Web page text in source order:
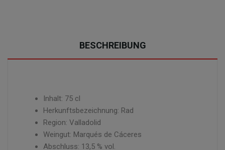
BESCHREIBUNG
Inhalt: 75 cl
Herkunftsbezeichnung: Rad
Region: Valladolid
Weingut: Marqués de Cáceres
Abschluss: 13,5 % vol.